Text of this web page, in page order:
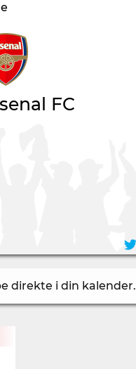
Kontakt
Log ind
FC
direkte i din kalender.